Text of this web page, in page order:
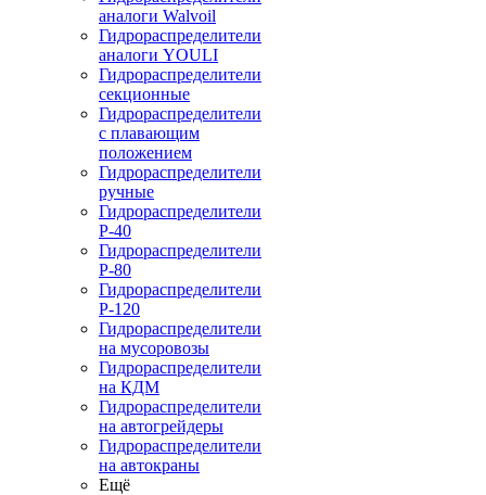
аналоги Walvoil
Гидрораспределители
аналоги YOULI
Гидрораспределители
секционные
Гидрораспределители
с плавающим
положением
Гидрораспределители
ручные
Гидрораспределители
Р-40
Гидрораспределители
Р-80
Гидрораспределители
Р-120
Гидрораспределители
на мусоровозы
Гидрораспределители
на КДМ
Гидрораспределители
на автогрейдеры
Гидрораспределители
на автокраны
Ещё